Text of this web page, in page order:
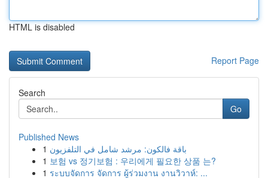
HTML is disabled
Report Page
Search
Go
Published News
1 باقة فالكون: مرشد شامل في التلفزيون
1 보험 vs 정기보험 : 우리에게 필요한 상품 는?
1 ระบบจัดการ จัดการ ผู้ร่วมงาน งานวิวาห์: ...